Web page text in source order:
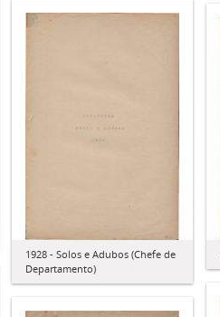
1928 - Solos e Adubos (Chefe de
Departamento)